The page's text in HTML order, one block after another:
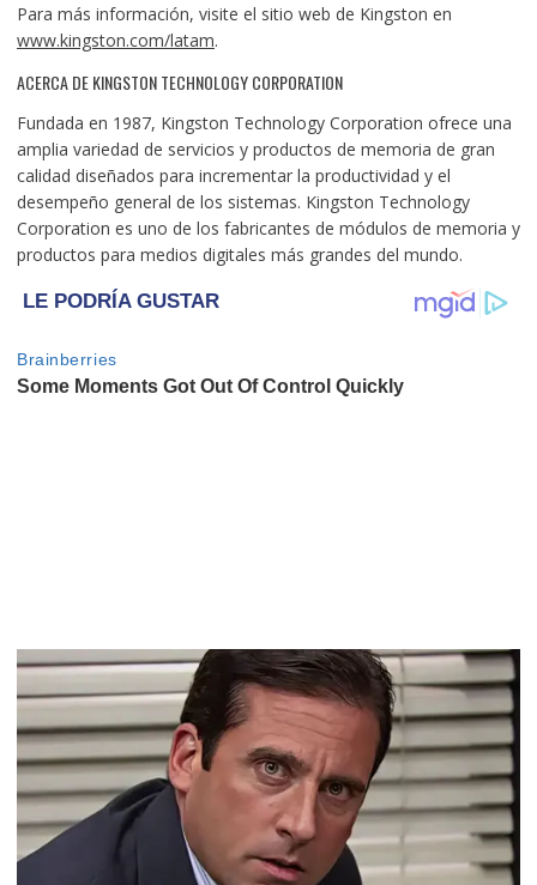
Para más información, visite el sitio web de Kingston en
www.kingston.com/latam.
ACERCA DE KINGSTON TECHNOLOGY CORPORATION
Fundada en 1987, Kingston Technology Corporation ofrece una
amplia variedad de servicios y productos de memoria de gran
calidad diseñados para incrementar la productividad y el
desempeño general de los sistemas. Kingston Technology
Corporation es uno de los fabricantes de módulos de memoria y
productos para medios digitales más grandes del mundo.